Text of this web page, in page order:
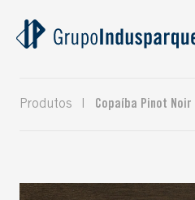
Produtos Copaíba Pinot